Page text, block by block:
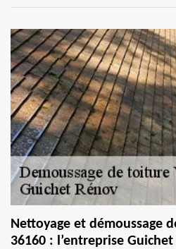
Nettoyage et démoussage
36160 : l’entreprise